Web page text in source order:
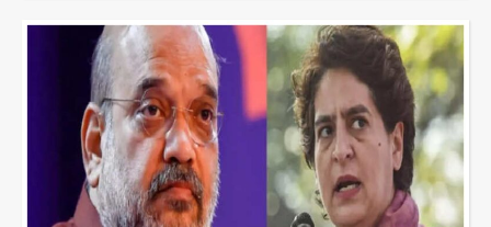
आॅपरेशन ह्यप्रहारह्ण : 72 घंटे में उत्तर-पश्चिम
जिला पुलिस का बड़ा एक्शन
Team JHJ
Sajid Rashidi’s controversial:
शिवभक्त नहीं, आतंकवादी हैं’, मौलाना का
कांवड़ियों पर विवादित बयान, BJP विधायक ने
कराई FIR, NSA की मांग
Avinash Kumar